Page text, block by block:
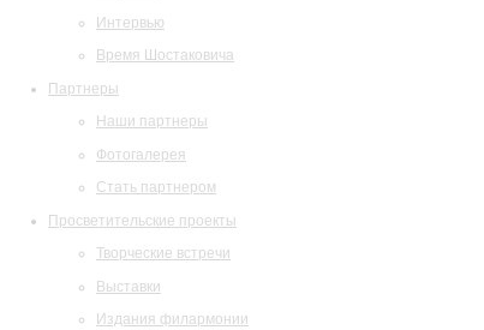
Интервью
Время Шостаковича
Партнеры
Наши партнеры
Фотогалерея
Стать партнером
Просветительские проекты
Творческие встречи
Выставки
Издания филармонии